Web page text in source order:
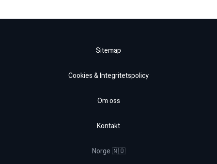
Sitemap
Cookies & Integritetspolicy
Om oss
Kontakt
Norge 🇳🇴